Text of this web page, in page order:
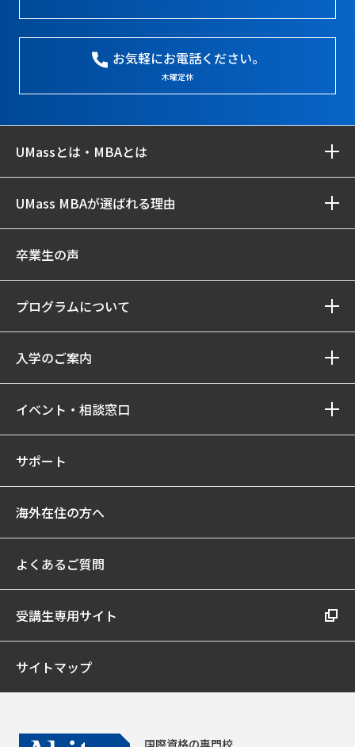
お気軽にお電話ください。
木曜定休
UMassとは・MBAとは
UMass MBAが選ばれる理由
卒業生の声
プログラムについて
入学のご案内
イベント・相談窓口
サポート
海外在住の方へ
よくあるご質問
受講生専用サイト
サイトマップ